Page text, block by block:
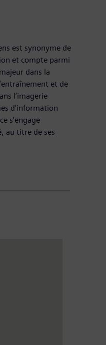
est synonyme de
et compte parmi
dans la
et de
l’imagerie
d’information
s’engage
au titre de ses